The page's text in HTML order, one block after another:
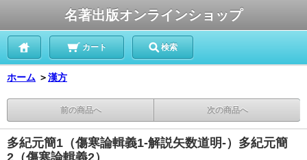
名著出版オンラインショップ
カート 検索
ホーム ＞漢方
前の商品へ 次の商品へ
多紀元簡1（傷寒論輯義1-解説矢数道明-）多紀元簡
2（傷寒論輯義2）